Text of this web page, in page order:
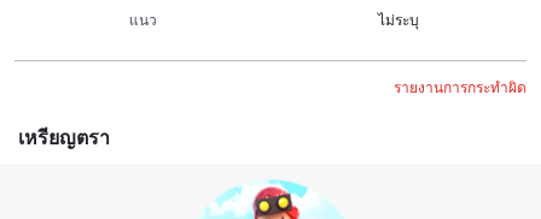
แนว
ไม่ระบุ
รายงานการกระทำผิด
เหรียญตรา